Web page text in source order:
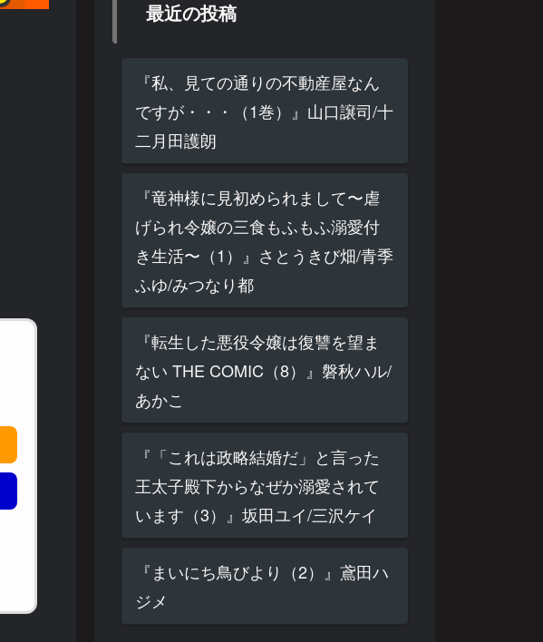
最近の投稿
『私、見ての通りの不動産屋なん
ですが・・・（1巻）』山口譲司/十
二月田護朗
『竜神様に見初められまして〜虐
げられ令嬢の三食もふもふ溺愛付
き生活〜（1）』さとうきび畑/青季
ふゆ/みつなり都
『転生した悪役令嬢は復讐を望ま
ない THE COMIC（8）』磐秋ハル/
あかこ
『「これは政略結婚だ」と言った
王太子殿下からなぜか溺愛されて
います（3）』坂田ユイ/三沢ケイ
『まいにち鳥びより（2）』鳶田ハ
ジメ